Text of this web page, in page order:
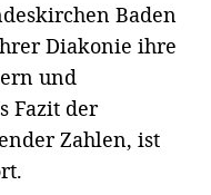
Baden
Diakonie ihre
und
Fazit der
Zahlen, ist